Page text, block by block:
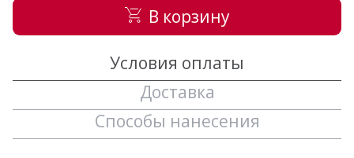
В корзину
Условия оплаты
Доставка
Способы нанесения